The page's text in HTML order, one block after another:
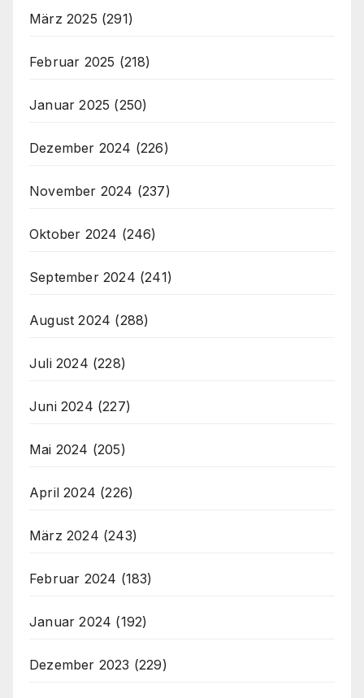
März 2025 (291)
Februar 2025 (218)
Januar 2025 (250)
Dezember 2024 (226)
November 2024 (237)
Oktober 2024 (246)
September 2024 (241)
August 2024 (288)
Juli 2024 (228)
Juni 2024 (227)
Mai 2024 (205)
April 2024 (226)
März 2024 (243)
Februar 2024 (183)
Januar 2024 (192)
Dezember 2023 (229)